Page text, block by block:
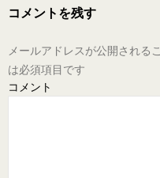
コメントを残す
メールアドレスが公開される
は必須項目です
コメント